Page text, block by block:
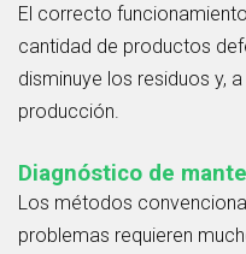
El correcto
cantidad de productos
disminuye los residuos y,
producción.
Diagnóstico de
Los métodos
problemas requieren